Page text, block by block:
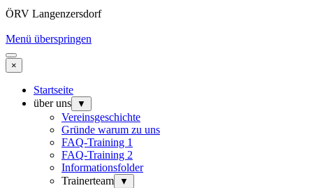
ÖRV Langenzersdorf
Menü überspringen
×
Startseite
über uns
▼
Vereinsgeschichte
Gründe warum zu uns
FAQ-Training 1
FAQ-Training 2
Informationsfolder
Trainerteam
▼